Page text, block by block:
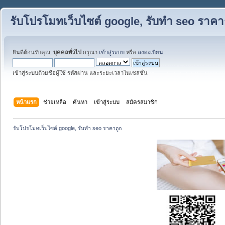
รับโปรโมทเว็บไซต์ google, รับทำ seo ราค
ยินดีต้อนรับคุณ, บุคคลทั่วไป กรุณา เข้าสู่ระบบ หรือ ลงทะเบียน
เข้าสู่ระบบด้วยชื่อผู้ใช้ รหัสผ่าน และระยะเวลาในเซสชั่น
หน้าแรก ช่วยเหลือ ค้นหา เข้าสู่ระบบ สมัครสมาชิก
รับโปรโมทเว็บไซต์ google, รับทำ seo ราคาถูก